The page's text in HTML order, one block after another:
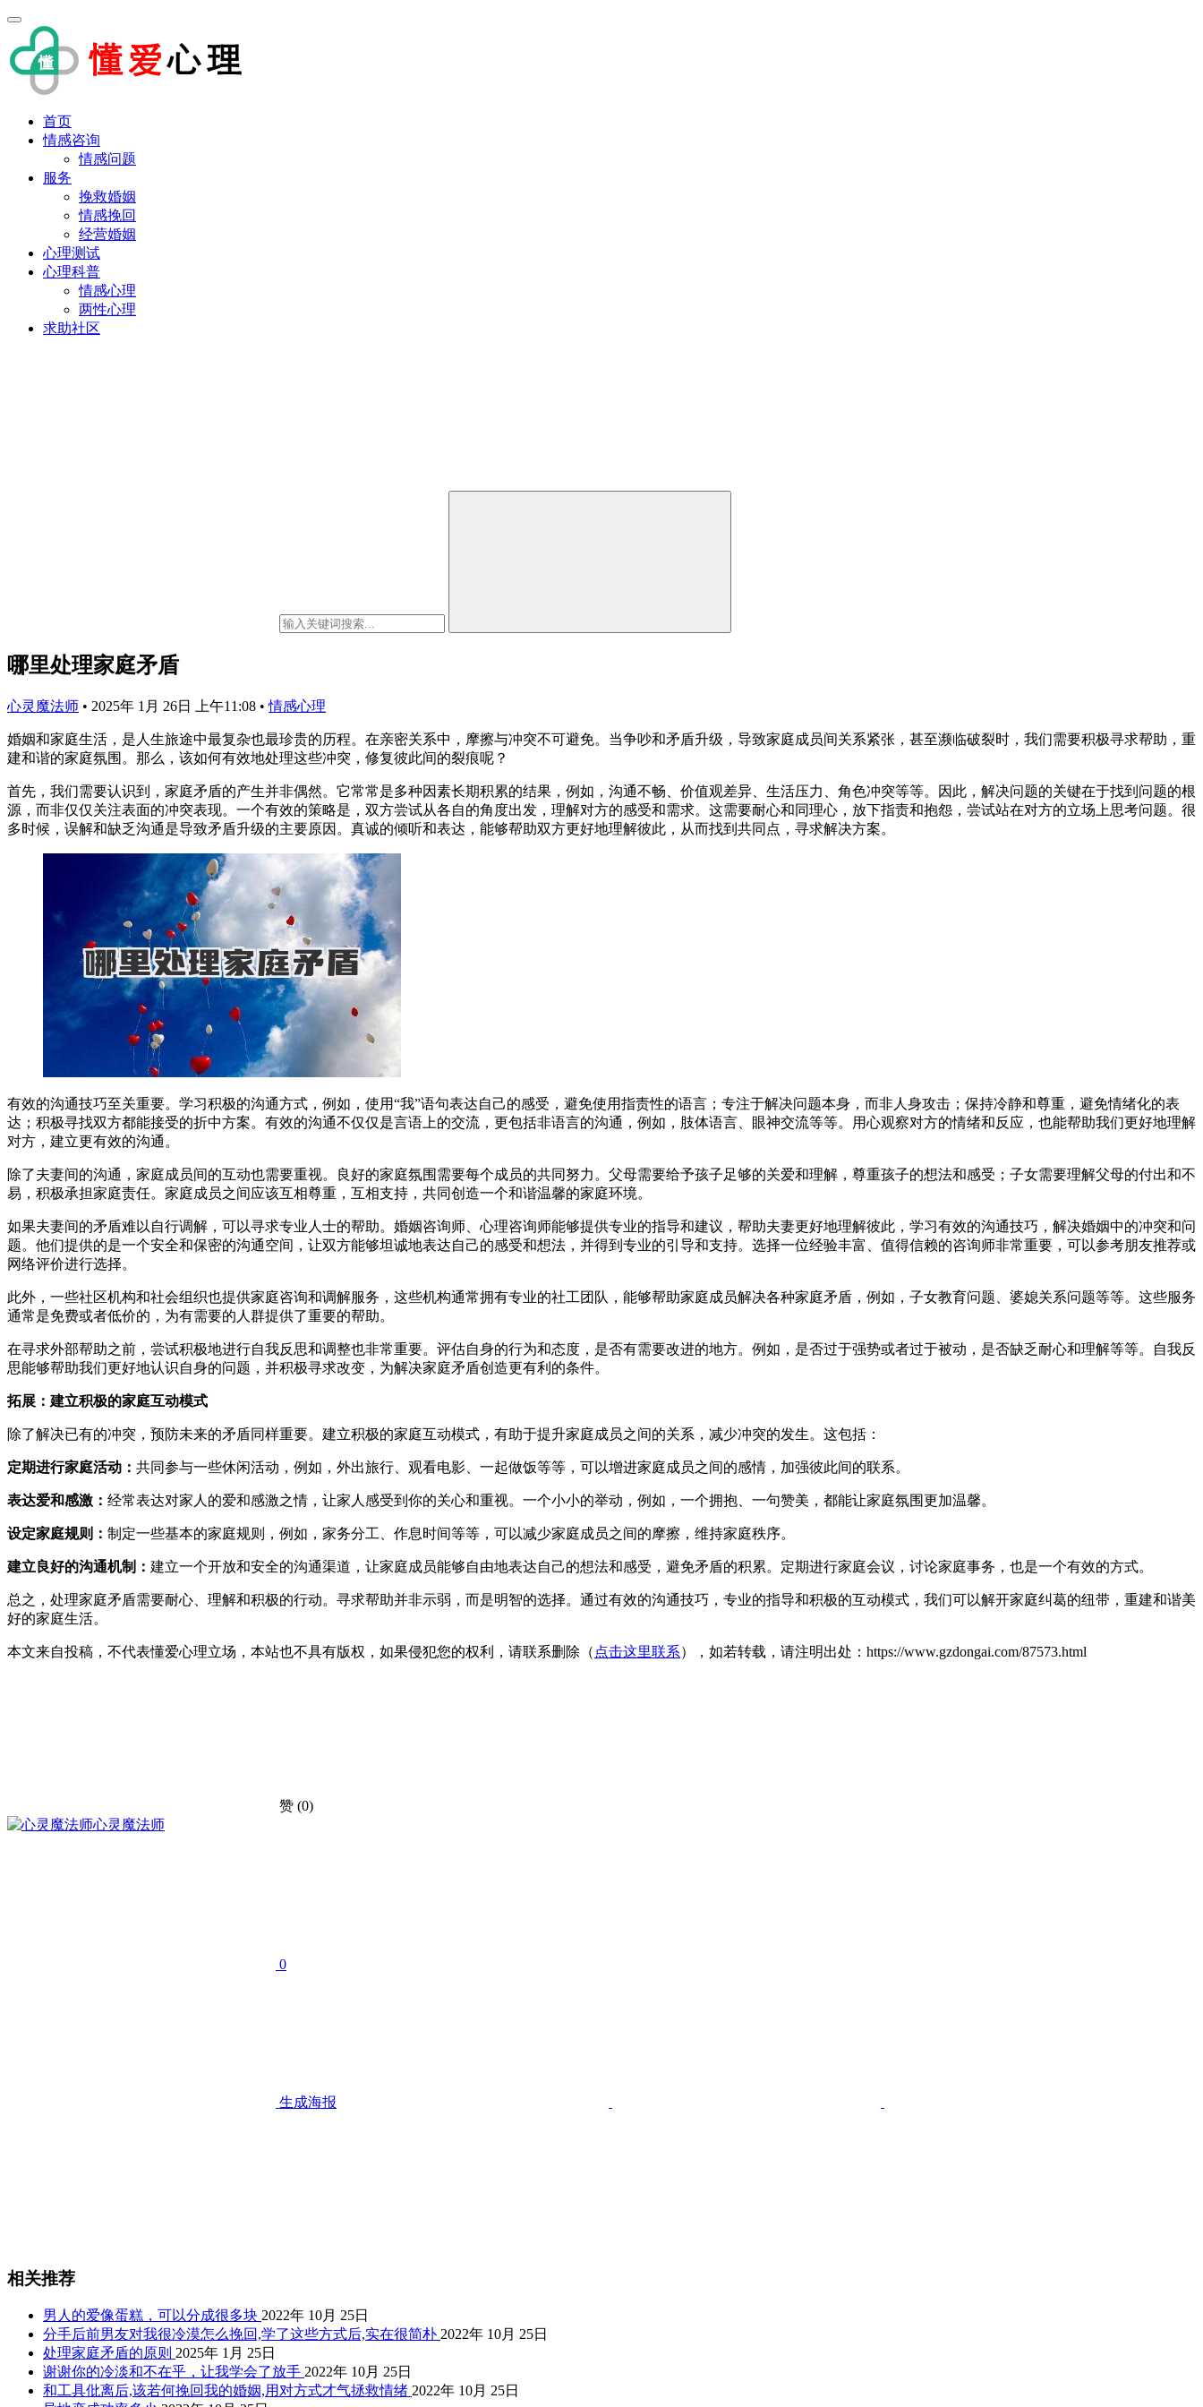
首页
情感咨询
情感问题
服务
挽救婚姻
情感挽回
经营婚姻
心理测试
心理科普
情感心理
两性心理
求助社区
哪里处理家庭矛盾
心灵魔法师 • 2025年 1月 26日 上午11:08 • 情感心理
婚姻和家庭生活，是人生旅途中最复杂也最珍贵的历程。在亲密关系中，摩擦与冲突不可避免。当争吵和矛盾升级，导致家庭成员间关系紧张，甚至濒临破裂时，我们需要积极寻求帮助，重
建和谐的家庭氛围。那么，该如何有效地处理这些冲突，修复彼此间的裂痕呢？
首先，我们需要认识到，家庭矛盾的产生并非偶然。它常常是多种因素长期积累的结果，例如，沟通不畅、价值观差异、生活压力、角色冲突等等。因此，解决问题的关键在于找到问题的根
源，而非仅仅关注表面的冲突表现。一个有效的策略是，双方尝试从各自的角度出发，理解对方的感受和需求。这需要耐心和同理心，放下指责和抱怨，尝试站在对方的立场上思考问题。很
多时候，误解和缺乏沟通是导致矛盾升级的主要原因。真诚的倾听和表达，能够帮助双方更好地理解彼此，从而找到共同点，寻求解决方案。
有效的沟通技巧至关重要。学习积极的沟通方式，例如，使用“我”语句表达自己的感受，避免使用指责性的语言；专注于解决问题本身，而非人身攻击；保持冷静和尊重，避免情绪化的表
达；积极寻找双方都能接受的折中方案。有效的沟通不仅仅是言语上的交流，更包括非语言的沟通，例如，肢体语言、眼神交流等等。用心观察对方的情绪和反应，也能帮助我们更好地理解
对方，建立更有效的沟通。
除了夫妻间的沟通，家庭成员间的互动也需要重视。良好的家庭氛围需要每个成员的共同努力。父母需要给予孩子足够的关爱和理解，尊重孩子的想法和感受；子女需要理解父母的付出和不
易，积极承担家庭责任。家庭成员之间应该互相尊重，互相支持，共同创造一个和谐温馨的家庭环境。
如果夫妻间的矛盾难以自行调解，可以寻求专业人士的帮助。婚姻咨询师、心理咨询师能够提供专业的指导和建议，帮助夫妻更好地理解彼此，学习有效的沟通技巧，解决婚姻中的冲突和问
题。他们提供的是一个安全和保密的沟通空间，让双方能够坦诚地表达自己的感受和想法，并得到专业的引导和支持。选择一位经验丰富、值得信赖的咨询师非常重要，可以参考朋友推荐或
网络评价进行选择。
此外，一些社区机构和社会组织也提供家庭咨询和调解服务，这些机构通常拥有专业的社工团队，能够帮助家庭成员解决各种家庭矛盾，例如，子女教育问题、婆媳关系问题等等。这些服务
通常是免费或者低价的，为有需要的人群提供了重要的帮助。
在寻求外部帮助之前，尝试积极地进行自我反思和调整也非常重要。评估自身的行为和态度，是否有需要改进的地方。例如，是否过于强势或者过于被动，是否缺乏耐心和理解等等。自我反
思能够帮助我们更好地认识自身的问题，并积极寻求改变，为解决家庭矛盾创造更有利的条件。
拓展：建立积极的家庭互动模式
除了解决已有的冲突，预防未来的矛盾同样重要。建立积极的家庭互动模式，有助于提升家庭成员之间的关系，减少冲突的发生。这包括：
定期进行家庭活动： 共同参与一些休闲活动，例如，外出旅行、观看电影、一起做饭等等，可以增进家庭成员之间的感情，加强彼此间的联系。
表达爱和感激： 经常表达对家人的爱和感激之情，让家人感受到你的关心和重视。一个小小的举动，例如，一个拥抱、一句赞美，都能让家庭氛围更加温馨。
设定家庭规则： 制定一些基本的家庭规则，例如，家务分工、作息时间等等，可以减少家庭成员之间的摩擦，维持家庭秩序。
建立良好的沟通机制： 建立一个开放和安全的沟通渠道，让家庭成员能够自由地表达自己的想法和感受，避免矛盾的积累。定期进行家庭会议，讨论家庭事务，也是一个有效的方式。
总之，处理家庭矛盾需要耐心、理解和积极的行动。寻求帮助并非示弱，而是明智的选择。通过有效的沟通技巧，专业的指导和积极的互动模式，我们可以解开家庭纠葛的纽带，重建和谐美
好的家庭生活。
本文来自投稿，不代表懂爱心理立场，本站也不具有版权，如果侵犯您的权利，请联系删除（ 点击这里联系），如若转载，请注明出处：https://www.gzdongai.com/87573.html
赞 (0)
心灵魔法师
0
生成海报
相关推荐
男人的爱像蛋糕，可以分成很多块 2022年 10月 25日
分手后前男友对我很冷漠怎么挽回,学了这些方式后,实在很简朴 2022年 10月 25日
处理家庭矛盾的原则 2025年 1月 25日
谢谢你的冷淡和不在乎，让我学会了放手 2022年 10月 25日
和工具仳离后,该若何挽回我的婚姻,用对方式才气拯救情绪 2022年 10月 25日